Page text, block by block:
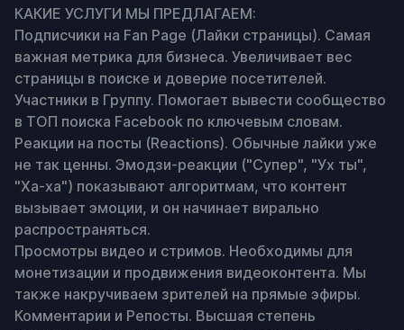
КАКИЕ УСЛУГИ МЫ ПРЕДЛАГАЕМ:
Подписчики на Fan Page (Лайки страницы). Самая
важная метрика для бизнеса. Увеличивает вес
страницы в поиске и доверие посетителей.
Участники в Группу. Помогает вывести сообщество
в ТОП поиска Facebook по ключевым словам.
Реакции на посты (Reactions). Обычные лайки уже
не так ценны. Эмодзи-реакции ("Супер", "Ух ты",
"Ха-ха") показывают алгоритмам, что контент
вызывает эмоции, и он начинает вирально
распространяться.
Просмотры видео и стримов. Необходимы для
монетизации и продвижения видеоконтента. Мы
также накручиваем зрителей на прямые эфиры.
Комментарии и Репосты. Высшая степень